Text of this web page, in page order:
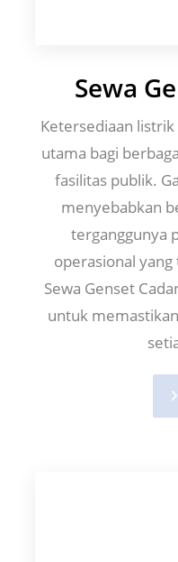
Sewa
Ketersediaan
utama bagi
fasilitas publik.
menyebabkan
terganggunya
operasional
Sewa Genset
untuk